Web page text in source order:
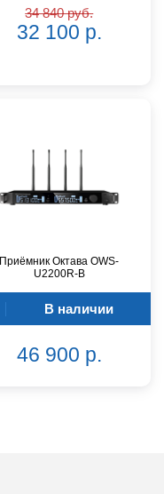
34 840 руб.
32 100 р.
Приёмник Октава OWS-
U2200R-B
В наличии
46 900 р.